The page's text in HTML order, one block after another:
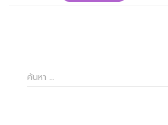
ค้
น
ค้นหา …